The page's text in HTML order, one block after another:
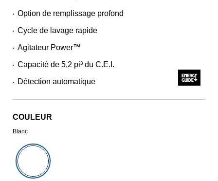
• Option de remplissage profond
• Cycle de lavage rapide
• Agitateur Power™
• Capacité de 5,2 pi³ du C.E.I.
• Détection automatique
COULEUR
Blanc